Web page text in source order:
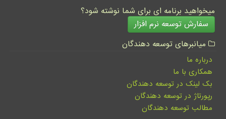
میخواهید برنامه ای برای شما نوشته شود؟
سفارش توسعه نرم افزار
میانبرهای توسعه دهندگان
درباره ما
همکاری با ما
بک لینک در توسعه دهندگان
رپورتاژ در توسعه دهندگان
مطالب توسعه دهندگان